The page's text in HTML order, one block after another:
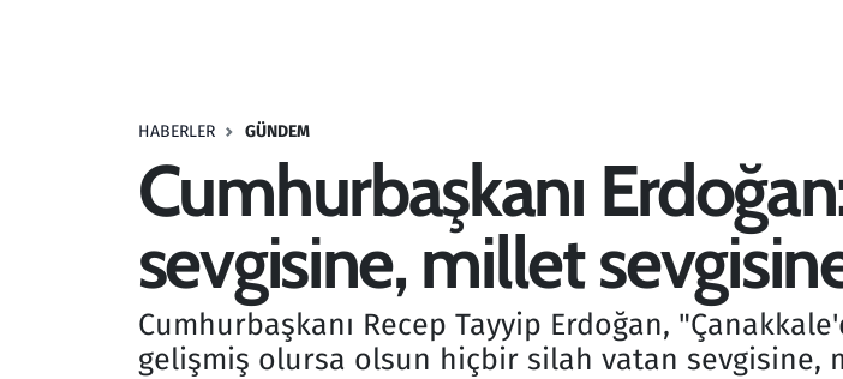
HABERLER GÜNDEM
Cumhurbaşkanı
sevgisine, millet
Cumhurbaşkanı Recep Tayyip Erdoğan,
gelişmiş olursa olsun hiçbir silah vatan sevgisine,